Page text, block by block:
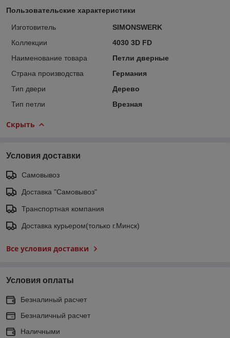
Пользовательские характеристики
Изготовитель
SIMONSWERK
Коллекции
4030 3D FD
Наименование товара
Петли дверные
Страна производства
Германия
Тип двери
Дерево
Тип петли
Врезная
Скрыть
Условия доставки
Самовывоз
Доставка "Самовывоз"
Транспортная компания
Доставка курьером(только г.Минск)
Все условия доставки
Условия оплаты
Безналиный расчет
Безналичный расчет
Наличными